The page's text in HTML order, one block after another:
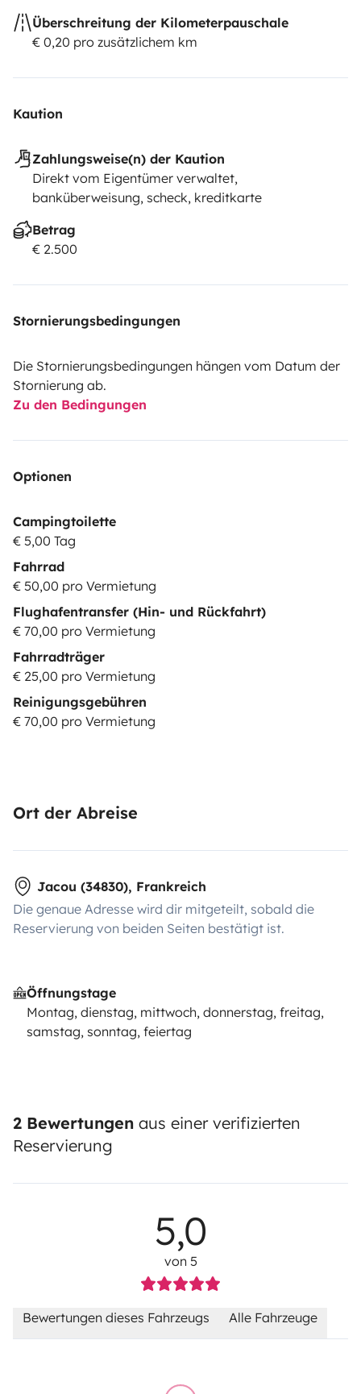
Überschreitung der Kilometerpauschale
€ 0,20 pro zusätzlichem km
Kaution
Zahlungsweise(n) der Kaution
Direkt vom Eigentümer verwaltet,
banküberweisung, scheck, kreditkarte
Betrag
€ 2.500
Stornierungsbedingungen
Die Stornierungsbedingungen hängen vom Datum der
Stornierung ab.
Zu den Bedingungen
Optionen
Campingtoilette
€ 5,00 Tag
Fahrrad
€ 50,00 pro Vermietung
Flughafentransfer (Hin- und Rückfahrt)
€ 70,00 pro Vermietung
Fahrradträger
€ 25,00 pro Vermietung
Reinigungsgebühren
€ 70,00 pro Vermietung
Ort der Abreise
Jacou (34830), Frankreich
Die genaue Adresse wird dir mitgeteilt, sobald die
Reservierung von beiden Seiten bestätigt ist.
Öffnungstage
Montag, dienstag, mittwoch, donnerstag, freitag,
samstag, sonntag, feiertag
2 Bewertungen aus einer verifizierten
Reservierung
5,0
von 5
Bewertungen dieses Fahrzeugs Alle Fahrzeuge